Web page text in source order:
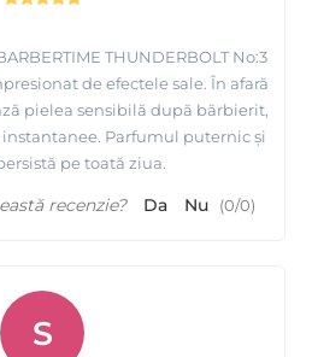
THUNDERBOLT No:3
de efectele sale. În afară
pielea sensibilă după bărbierit,
instantanee. Parfumul puternic și
pe toată ziua.
recenzie? Da Nu (0/0)
S